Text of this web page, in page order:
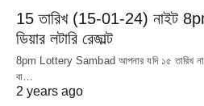
15 তারিখ (15-01-24) নাইট
ডিয়ার লটারি রেজাল্ট
8pm Lottery Sambad আপনার যদি ১৫ তারিখ নাইট
বা…
2 years ago